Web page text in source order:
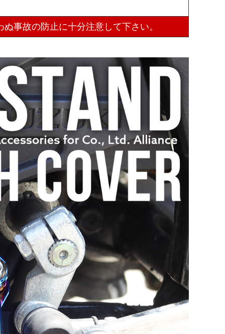
事故の防止に十分注意して下さい。